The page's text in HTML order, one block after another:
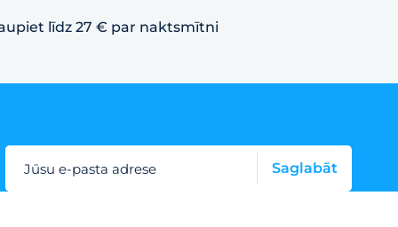
līdz 27 € par naktsmītni
Jūsu e-pasta adrese Saglabāt